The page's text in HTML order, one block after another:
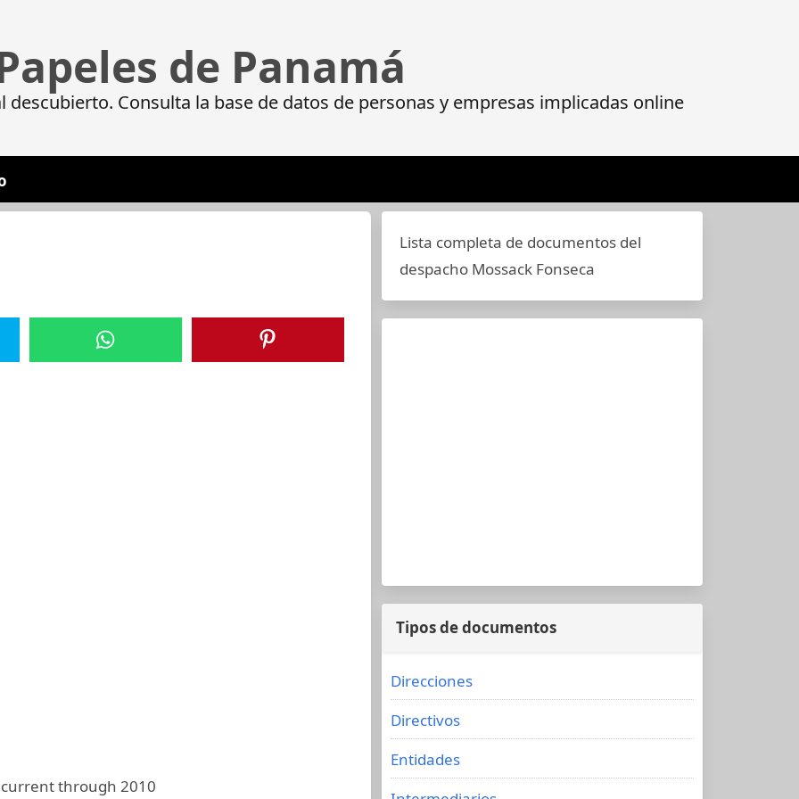
de Panamá
descubierto. Consulta la base de datos de personas y empresas implicadas online
through 2010
Lista completa de documentos del
despacho Mossack Fonseca
Tipos de documentos
Direcciones
Directivos
Entidades